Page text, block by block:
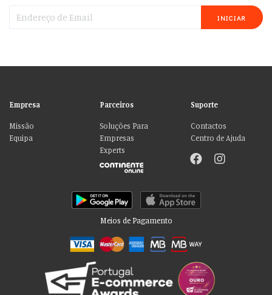
INICIAR
Empresa
Missão
Equipa
Parceiros
Soluções Para
Empresas
Experts
Suporte
Contactos
Centro de Ajuda
Meios de Pagamento